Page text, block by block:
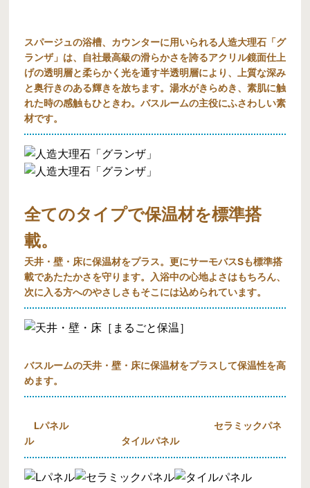
スパージュの浴槽、カウンターに用いられる人造大理石「グ
ランザ」は、自社最高級の滑らかさを誇るアクリル鏡面仕上
げの透明層と柔らかく光を通す半透明層により、上質な深み
と奥行きのある輝きを放ちます。湯水がきらめき、素肌に触
れた時の感触もひときわ。バスルームの主役にふさわしい素
材です。
全てのタイプで保温材を標準搭
載。
天井・壁・床に保温材をプラス。更にサーモバスSも標準搭
載であたたかさを守ります。入浴中の心地よさはもちろん、
次に入る方へのやさしさもそこには込められています。
バスルームの天井・壁・床に保温材をプラスして保温性を高
めます。
Lパネル セラミックパネ
ル タイルパネル